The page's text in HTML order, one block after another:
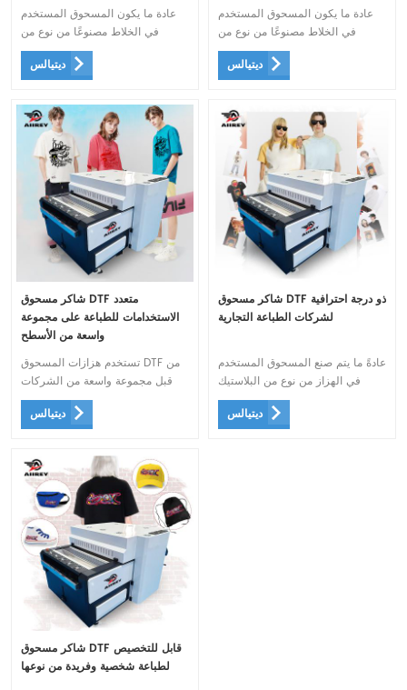
للطباعة المدمجة
عادة ما يكون المسحوق المستخدم
في الخلاط مصنوعًا من نوع من
البلاستيك الذي يذوب عند تعرضه
للحرارة، مما يسمح له بالاندماج مع
ديتيالس
عادة ما يكون المسحوق المستخدم
في الخلاط مصنوعًا من نوع من
البلاستيك الذي يذوب عند تعرضه
للحرارة، مما يسمح له بالاندماج مع
ديتيالس
شاكر مسحوق DTF متعدد
الاستخدامات للطباعة على مجموعة
واسعة من الأسطح
تستخدم هزازات المسحوق DTF من
قبل مجموعة واسعة من الشركات
والأفراد ، بما في ذلك شركات
الطباعة المخصصة ، ومصنعي
ديتيالس
شاكر مسحوق DTF ذو درجة احترافية
لشركات الطباعة التجارية
عادةً ما يتم صنع المسحوق المستخدم
في الهزاز من نوع من البلاستيك
يذوب عند تعرضه للحرارة ، مما
يسمح له بالاندماج مع الحبر والنسيج
ديتيالس
شاكر مسحوق DTF قابل للتخصيص
لطباعة شخصية وفريدة من نوعها